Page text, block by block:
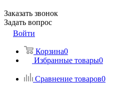
Заказать звонок
Задать вопрос
Войти
Корзина0
Избранные товары0
Сравнение товаров0